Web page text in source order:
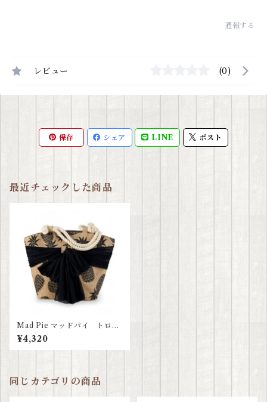
通報する
レビュー (0)
保存 シェア LINE ポスト
最近チェックした商品
Mad Pie マッドパイ トロピ
カルプリント パレオ付きト
ートバッグ
¥4,320
同じカテゴリの商品